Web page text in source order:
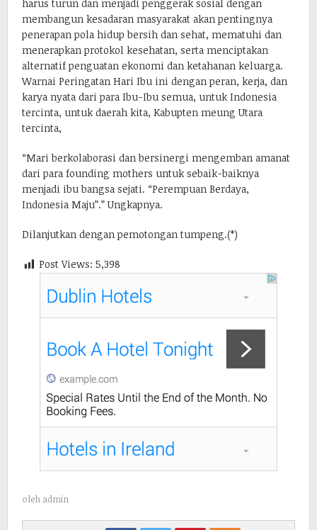
harus turun dan menjadi penggerak sosial dengan
membangun kesadaran masyarakat akan pentingnya
penerapan pola hidup bersih dan sehat, mematuhi dan
menerapkan protokol kesehatan, serta menciptakan
alternatif penguatan ekonomi dan ketahanan keluarga.
Warnai Peringatan Hari Ibu ini dengan peran, kerja, dan
karya nyata dari para Ibu-Ibu semua, untuk Indonesia
tercinta, untuk daerah kita, Kabupten meung Utara
tercinta,
“Mari berkolaborasi dan bersinergi mengemban amanat
dari para founding mothers untuk sebaik-baiknya
menjadi ibu bangsa sejati. “Perempuan Berdaya,
Indonesia Maju”.” Ungkapnya.
Dilanjutkan dengan pemotongan tumpeng.(*)
Post Views: 5,398
oleh admin